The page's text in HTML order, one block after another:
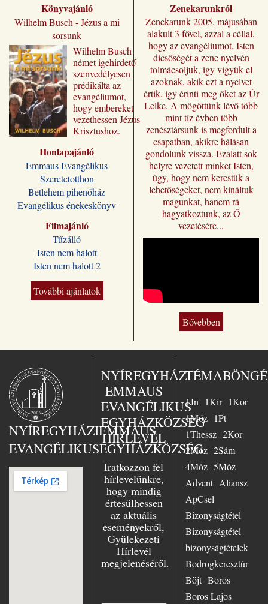
Könyvajánló
Wilhelm Busch - Jézus a mi
sorsunk
Wilhelm ​Busch
német igehirdető
szenvedélyesen
prédikálta az
evangéliumot,
hogy embereket
vezethessen Jézus
Krisztushoz.
„Jézus a mi
sorsunk” címmel
jutnak el a magyar
olvasóhoz, a
fordításban is
megőrizve eredeti
formájukat,
stílusukat.
Kívánjuk, hogy
Wilhelm Busch
előadássorozata
ilyen módon is
sokakat segítsen a
Jézus Krisztus
magyar kiadó
„Jézus a mi
sorsunk” – ezt
választotta Busch
lelkész az 1958-
ban Essenben
tartott nagy
evangélizáció fő
témájául. Nagy
örömmel szolgált
Essenben, mint
ifjúsági lelkész,
azonkívül az
evangélium
szenvedélyes
hirdetőjeként
minduntalan úton
volt. Számtalan
előadásban hívta
hallgatóit Jézushoz
Honlapajánló
Emmaus Evangélikus
Szeretetotthon
Betlehem pihenőház
Evangélikus énekeskönyv
Filmajánló
Tűzálló
Isten nem halott
Isten nem halott 2
További ajánlatok
Zenekarunkról
Zenekarunk 2005. májusában
alakult 3 fővel, azzal a céllal,
hogy az evangéliumot, Isten
dicsőségét a zene nyelvén
tolmácsoljuk, így vigyük el
azoknak, akik ezt a nyelvet
értik, így érinti meg őket az Úr
Lelke. A mögöttünk lévő több
mint tíz évben több
zenésztársunk is megfordult a
csapatban, akikre hálásan
gondolunk vissza. Ezalatt sok
helyre vezetett minket Isten,
úgy, hogy nem kerestük a
lehetőségeket, nem kínáltuk
magunkat, hanem rá
hagyatkoztunk, az Ő
vezetésére...
Bővebben
NYÍREGYHÁZIEMMAUS
EVANGÉLIKUSEGYHÁZKÖZSÉG
NYÍREGYHÁZI
EMMAUS
EVANGÉLIKUS
EGYHÁZKÖZSÉG
HÍRLEVÉL
Iratkozzon fel
hírlevelünkre,
hogy mindig
értesülhessen
az aktuális
eseményekről,
Gyülekezeti
Hírlevél
megjelenéséről.
1Jn 1Kir 1Kor
1Móz 1Pt
1Thessz 2Kor
2Móz 2Sám
4Móz 5Móz
Advent Aliansz
ApCsel
Bizonyságtétel
Bizonyságtétel
bizonyságtételek
Bodrogkeresztúr
Böjt Boros
Boros Lajos